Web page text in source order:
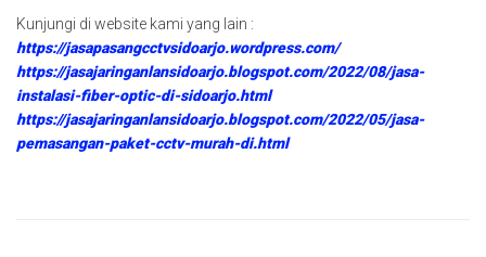
Kunjungi di website kami yang lain :
https://jasapasangcctvsidoarjo.wordpress.com/
https://jasajaringanlansidoarjo.blogspot.com/2022/08/jasa-
instalasi-fiber-optic-di-sidoarjo.html
https://jasajaringanlansidoarjo.blogspot.com/2022/05/jasa-
pemasangan-paket-cctv-murah-di.html